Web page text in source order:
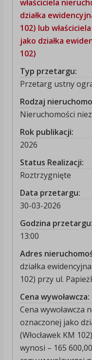
właściciela
działka
102) lub
jako działka
102)
Typ przetargu:
Przetarg ustny
Rodzaj
Nieruchomości
Rok publikacji:
2026
Status Realizacji:
Roztrzygnięte
Data przetargu:
30-03-2026
Godzina przetargu:
13:00
Adres
działka
102) przy ul.
Cena wywoławcza:
Cena wywoławcza
oznaczonej jako
(Włocławek KM
wynosi – 165